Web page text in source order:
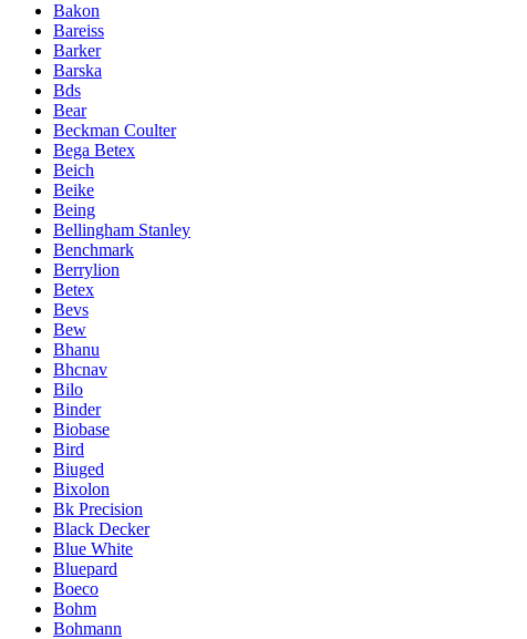
Bakon
Bareiss
Barker
Barska
Bds
Bear
Beckman Coulter
Bega Betex
Beich
Beike
Being
Bellingham Stanley
Benchmark
Berrylion
Betex
Bevs
Bew
Bhanu
Bhcnav
Bilo
Binder
Biobase
Bird
Biuged
Bixolon
Bk Precision
Black Decker
Blue White
Bluepard
Boeco
Bohm
Bohmann